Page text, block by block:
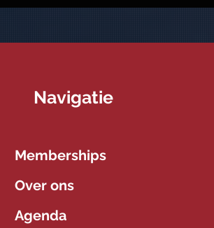
Navigatie
Memberships
Over ons
Agenda